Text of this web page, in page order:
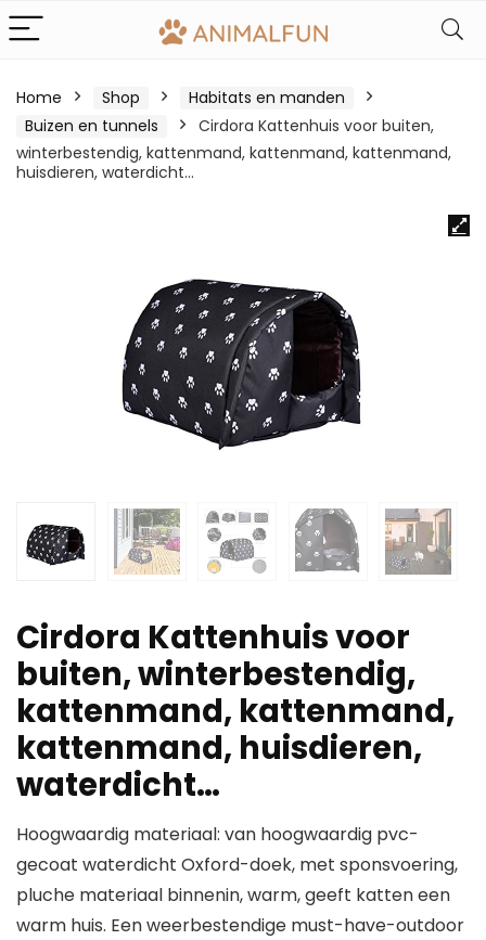
Home Shop
Habitats en manden
Buizen en tunnels
Cirdora Kattenhuis voor buiten,
winterbestendig, kattenmand, kattenmand, kattenmand,
huisdieren, waterdicht…
Cirdora Kattenhuis voor
buiten, winterbestendig,
kattenmand, kattenmand,
kattenmand, huisdieren,
waterdicht…
Hoogwaardig materiaal: van hoogwaardig pvc-
gecoat waterdicht Oxford-doek, met sponsvoering,
pluche materiaal binnenin, warm, geeft katten een
warm huis. Een weerbestendige must-have-outdoor